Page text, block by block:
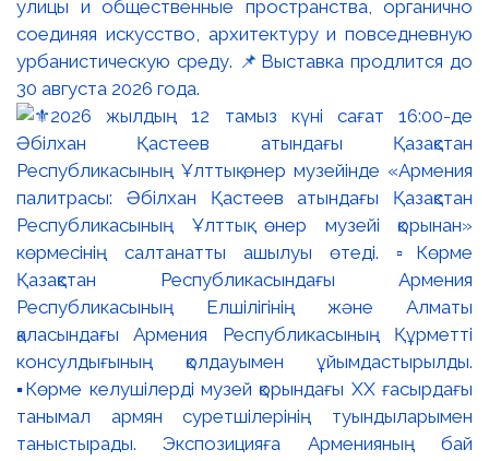
улицы и общественные пространства, органично
соединяя искусство, архитектуру и повседневную
урбанистическую среду. 📌Выставка продлится до
30 августа 2026 года.